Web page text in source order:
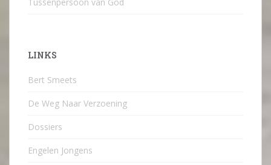
LINKS
Bert Smeets
De Weg Naar Verzoening
Dossiers
Engelen Jongens